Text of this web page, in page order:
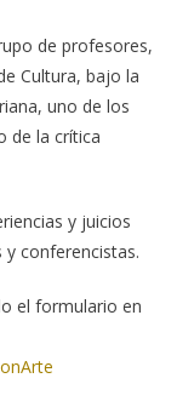
de profesores,
Cultura, bajo la
uno de los
de la crítica
y juicios
conferencistas.
el formulario en